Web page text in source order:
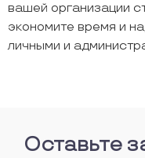
вашей организации
экономите время и
личными и
Оставьте